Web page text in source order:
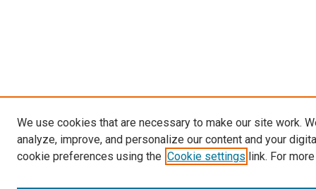
We use cookies that are necessary to make our site work.
analyze, improve, and personalize our content and your
cookie preferences using the Cookie settings link. For